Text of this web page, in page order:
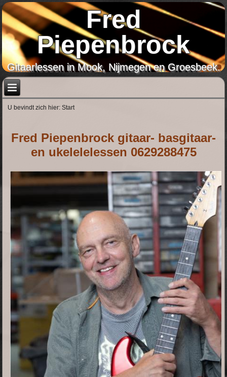
Fred
Piepenbrock
Gitaarlessen in Mook, Nijmegen en Groesbeek.
U bevindt zich hier:Start
Fred Piepenbrock gitaar- basgitaar-
en ukelelelessen 0629288475